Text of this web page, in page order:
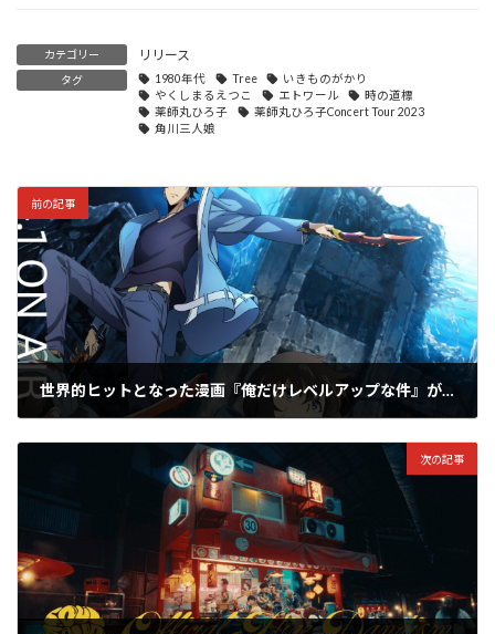
カテゴリー リリース
タグ 1980年代 Tree
いきものがかり
やくしまるえつこ
エトワール
時の道標
薬師丸ひろ子
薬師丸ひろ子Concert Tour 2023
角川三人娘
前の記事
世界的ヒットとなった漫画『俺だけレベルアップな件』が待望のアニメ化!! エンディングテーマ曲に新人の krage を抜擢
次の記事